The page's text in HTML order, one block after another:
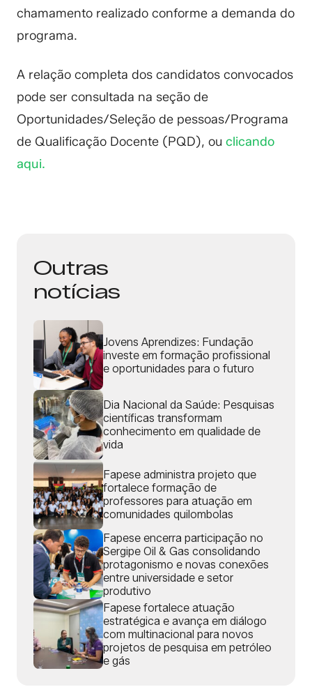
chamamento realizado conforme a demanda do
programa.
A relação completa dos candidatos convocados
pode ser consultada na seção de
Oportunidades/Seleção de pessoas/Programa
de Qualificação Docente (PQD), ou clicando
aqui.
Outras
notícias
Jovens Aprendizes: Fundação
investe em formação profissional
e oportunidades para o futuro
Dia Nacional da Saúde: Pesquisas
científicas transformam
conhecimento em qualidade de
vida
Fapese administra projeto que
fortalece formação de
professores para atuação em
comunidades quilombolas
Fapese encerra participação no
Sergipe Oil & Gas consolidando
protagonismo e novas conexões
entre universidade e setor
produtivo
Fapese fortalece atuação
estratégica e avança em diálogo
com multinacional para novos
projetos de pesquisa em petróleo
e gás